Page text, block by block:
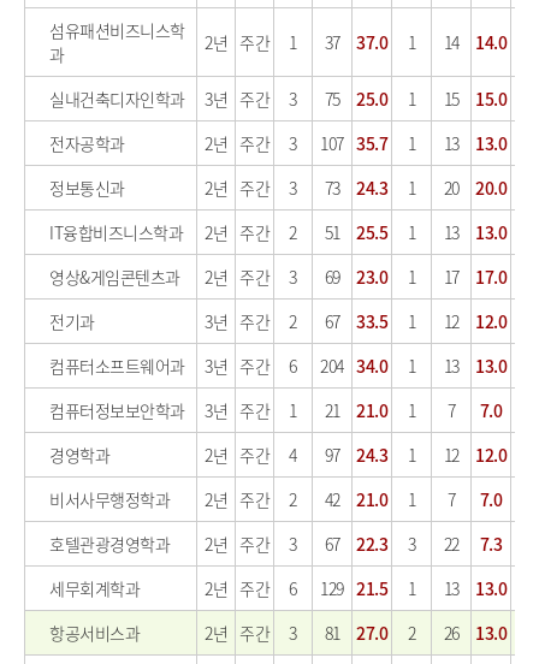
섬유패션비즈니스학
과
2년 주간 1 37 37.0 1 14 14.0
실내건축디자인학과 3년 주간 3 75 25.0 1 15 15.0
전자공학과
2년 주간 3 107 35.7 1 13 13.0
정보통신과
2년 주간 3 73 24.3 1 20 20.0
IT융합비즈니스학과
2년 주간 2 51 25.5 1 13 13.0
영상&게임콘텐츠과
2년 주간 3 69 23.0 1 17 17.0
전기과
3년 주간 2 67 33.5 1 12 12.0
컴퓨터소프트웨어과
3년 주간 6 204 34.0 1 13 13.0
컴퓨터정보보안학과
3년 주간 1 21 21.0 1 7 7.0
경영학과
2년 주간 4 97 24.3 1 12 12.0
비서사무행정학과
2년 주간 2 42 21.0 1 7 7.0
호텔관광경영학과
2년 주간 3 67 22.3 3 22 7.3
세무회계학과
2년 주간 6 129 21.5 1 13 13.0
항공서비스과
2년 주간 3 81 27.0 2 26 13.0